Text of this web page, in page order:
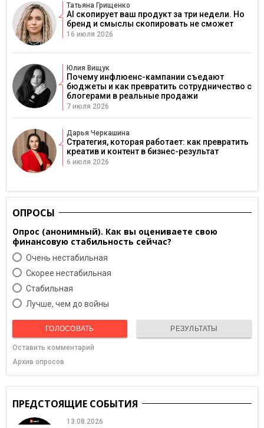
Татьяна Грищенко
AI скопирует ваш продукт за три недели. Но
бренд и смыслы скопировать не сможет
16 июля 2026
Юлия Вищук
Почему инфлюенс-кампании съедают
бюджеты и как превратить сотрудничество с
блогерами в реальные продажи
7 июля 2026
Дарья Черкашина
Стратегия, которая работает: как превратить
креатив и контент в бизнес-результат
6 июля 2026
ОПРОСЫ
Опрос (анонимный). Как вы оцениваете свою
финансовую стабильность сейчас?
Очень нестабильная
Скорее нестабильная
Cтабильная
Лучше, чем до войны
ГОЛОСОВАТЬ РЕЗУЛЬТАТЫ
Оставить комментарий
Архив опросов
ПРЕДСТОЯЩИЕ СОБЫТИЯ
13.08.2026